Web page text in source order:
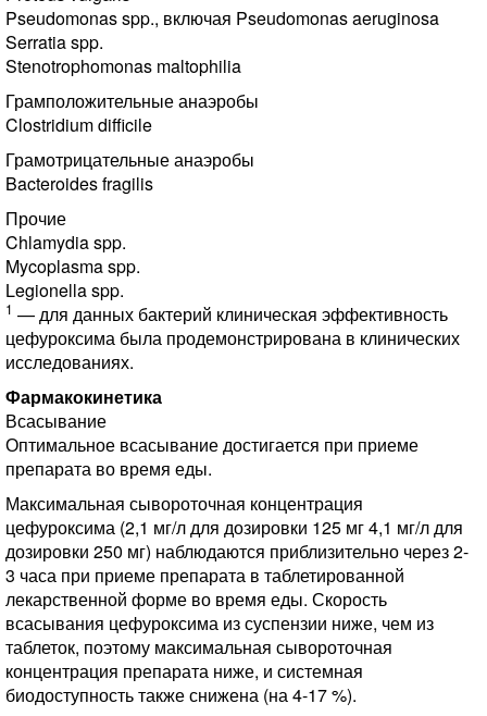
Pseudomonas spp., включая Pseudomonas aeruginosa
Serratia spp.
Stenotrophomonas maltophilia
Грамположительные анаэробы
Clostridium difficile
Грамотрицательные анаэробы
Bacteroides fragilis
Прочие
Chlamydia spp.
Mycoplasma spp.
Legionella spp.
1 — для данных бактерий клиническая эффективность
цефуроксима была продемонстрирована в клинических
исследованиях.
Фармакокинетика
Всасывание
Оптимальное всасывание достигается при приеме
препарата во время еды.
Максимальная сывороточная концентрация
цефуроксима (2,1 мг/л для дозировки 125 мг 4,1 мг/л для
дозировки 250 мг) наблюдаются приблизительно через 2-
3 часа при приеме препарата в таблетированной
лекарственной форме во время еды. Скорость
всасывания цефуроксима из суспензии ниже, чем из
таблеток, поэтому максимальная сывороточная
концентрация препарата ниже, и системная
биодоступность также снижена (на 4-17 %).